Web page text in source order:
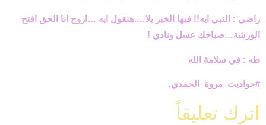
راضي : النبي ايه!! فيها الخير يلا….هنقول ايه …اروح انا الحق افتح
الورشة…صباحك عسل ونادي !
طه : في سلامة الله
#حواديت_مروة_الحمدي.
اترك تعليقاً